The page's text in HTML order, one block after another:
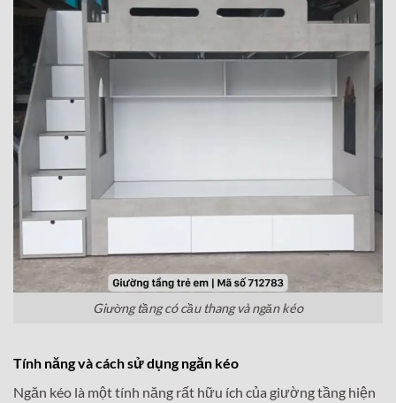
Giường tầng có cầu thang và ngăn kéo
Tính năng và cách sử dụng ngăn kéo
Ngăn kéo là một tính năng rất hữu ích của giường tầng hiện